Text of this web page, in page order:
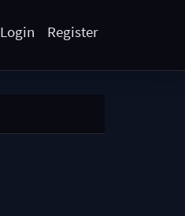
Login Register